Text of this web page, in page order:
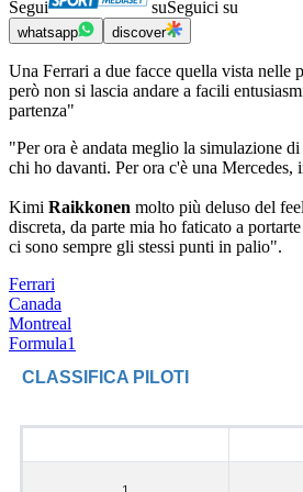
Segui suSeguici su
whatsapp discover
Una Ferrari a due facce quella vista
però non si lascia andare a facili
partenza"
"Per ora è andata meglio la simulazione
chi ho davanti. Per ora c'è una
Kimi Raikkonen molto più deluso del
discreta, da parte mia ho faticato a
ci sono sempre gli stessi punti in palio".
Ferrari
Canada
Montreal
Formula1